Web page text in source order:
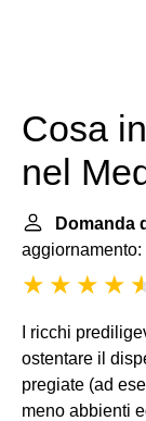
Cosa
nel
Domanda
I ricchi
ostentare il
pregiate (ad
meno abbienti